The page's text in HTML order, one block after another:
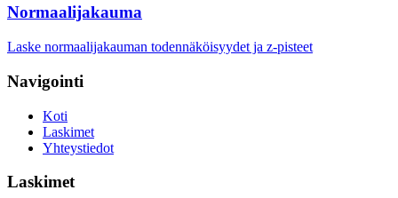
Normaalijakauma
Laske normaalijakauman todennäköisyydet ja z-pisteet
Navigointi
Koti
Laskimet
Yhteystiedot
Laskimet